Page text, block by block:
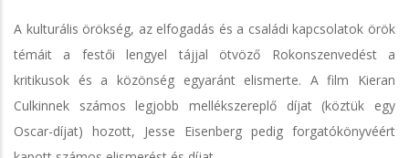
A kulturális örökség, az elfogadás és a családi kapcsolatok örök
témáit a festői lengyel tájjal ötvöző Rokonszenvedést a
kritikusok és a közönség egyaránt elismerte. A film Kieran
Culkinnek számos legjobb mellékszereplő díjat (köztük egy
Oscar-díjat) hozott, Jesse Eisenberg pedig forgatókönyvéért